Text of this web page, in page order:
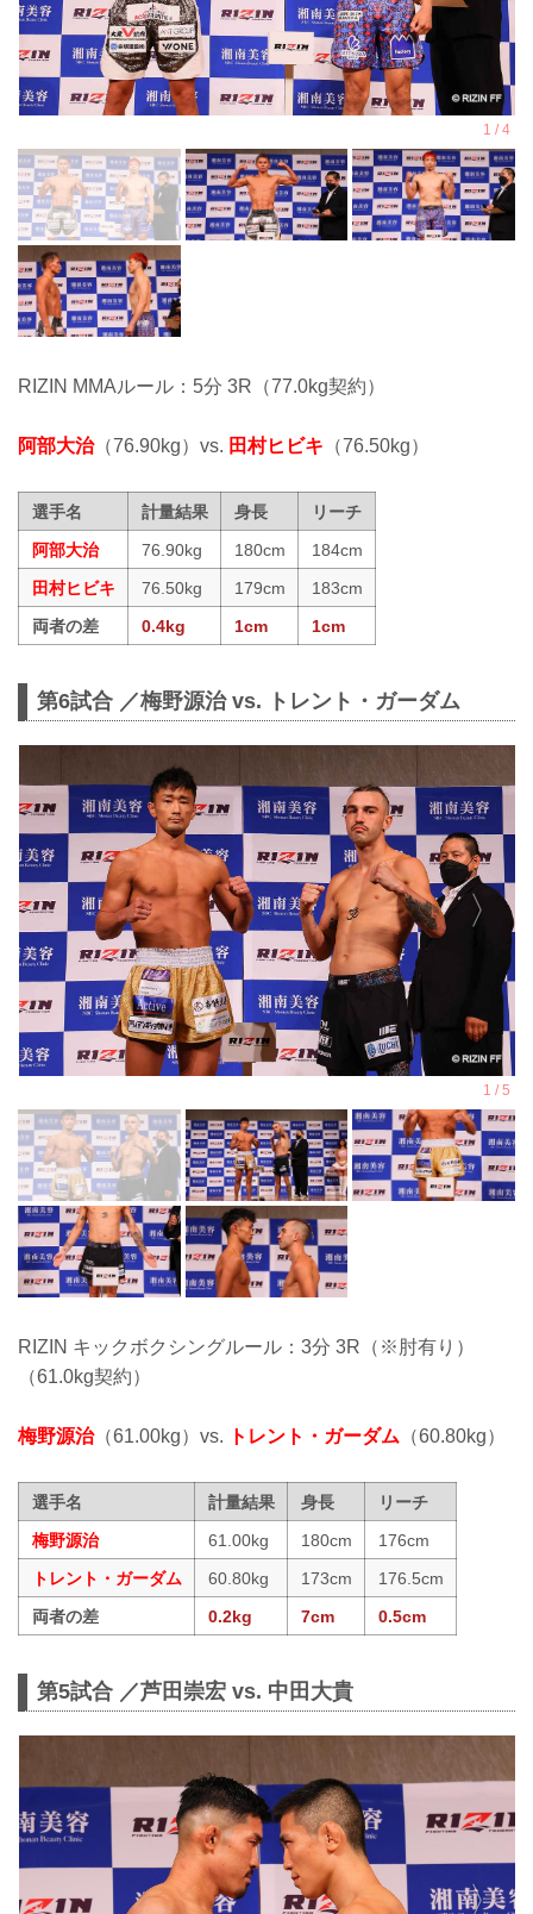
RIZIN MMAルール：5分 3R（77.0kg契約）
阿部大治（76.90kg）vs. 田村ヒビキ （76.50kg）
選手名 計量結果 身長
リーチ
阿部大治
76.90kg 180cm
184cm
田村ヒビキ
76.50kg 179cm
183cm
両者の差
0.4kg 1cm 1cm
第6試合 ／梅野源治 vs. トレント・ガーダム
RIZIN キックボクシングルール：3分 3R（※肘有り）
（61.0kg契約）
梅野源治（61.00kg）vs. トレント・ガーダム （60.80kg）
選手名 計量結果 身長
リーチ
梅野源治
61.00kg 180cm
176cm
トレント・ガーダム
60.80kg 173cm
176.5cm
両者の差
0.2kg 7cm 0.5cm
第5試合 ／芦田崇宏 vs. 中田大貴